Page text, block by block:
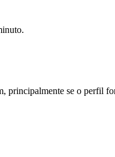
principalmente se o